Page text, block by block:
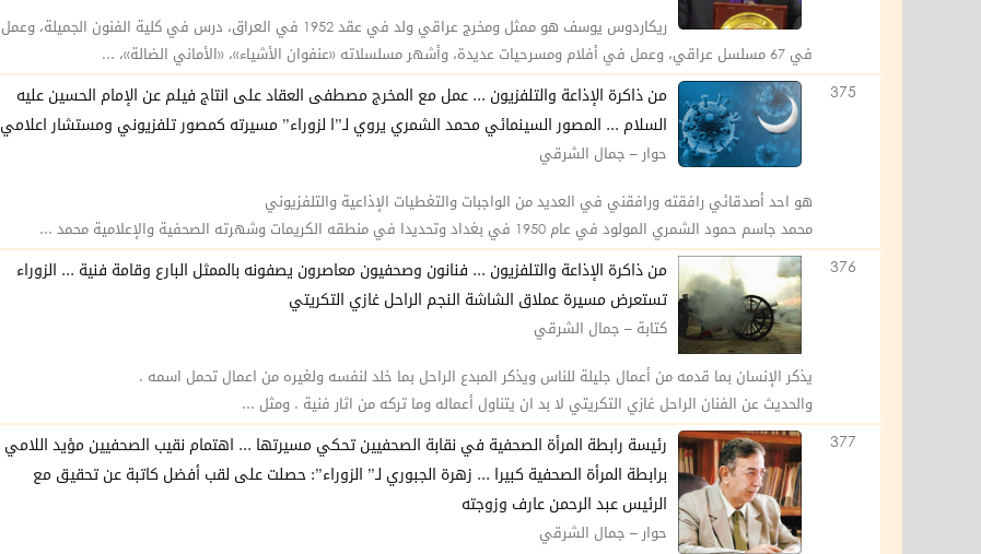
ريكاردوس يوسف هو ممثل ومخرج عراقي ولد في عقد 1952 في العراق، درس في كلية الفنون الجميلة، وعمل
في 67 مسلسل عراقي، وعمل في أفلام ومسرحيات عديدة، وأشهر مسلسلاته «عنفوان الأشياء»، «الأماني الضالة»، ...
375
من ذاكرة الإذاعة والتلفزيون ... عمل مع المخرج مصطفى العقاد على انتاج فيلم عن الإمام الحسين عليه
السلام ... المصور السينمائي محمد الشمري يروي لـ”ا لزوراء” مسيرته كمصور تلفزيوني ومستشار اعلامي
حوار – جمال الشرقي
هو احد أصدقائي رافقته ورافقني في العديد من الواجبات والتغطيات الإذاعية والتلفزيوني
محمد جاسم حمود الشمري المولود في عام 1950 في بغداد وتحديدا في منطقه الكريمات وشهرته الصحفية والإعلامية محمد ...
376
من ذاكرة الإذاعة والتلفزيون ... فنانون وصحفيون معاصرون يصفونه بالممثل البارع وقامة فنية ... الزوراء
تستعرض مسيرة عملاق الشاشة النجم الراحل غازي التكريتي
كتابة – جمال الشرقي
يذكر الإنسان بما قدمه من أعمال جليلة للناس ويذكر المبدع الراحل بما خلد لنفسه ولغيره من اعمال تحمل اسمه .
والحديث عن الفنان الراحل غازي التكريتي لا بد ان يتناول أعماله وما تركه من اثار فنية . ومثل ...
377
رئيسة رابطة المرأة الصحفية في نقابة الصحفيين تحكي مسيرتها ... اهتمام نقيب الصحفيين مؤيد اللامي
برابطة المرأة الصحفية كبيرا ... زهرة الجبوري لـ” الزوراء”: حصلت على لقب أفضل كاتبة عن تحقيق مع
الرئيس عبد الرحمن عارف وزوجته
حوار – جمال الشرقي